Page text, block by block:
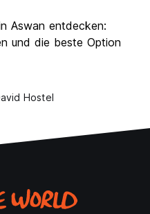
8.6
Aswan entdecken:
und die beste Option
Hostel